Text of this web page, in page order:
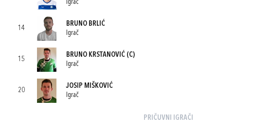
Igrač
14
BRUNO BRLIĆ
Igrač
15
BRUNO KRSTANOVIĆ (C)
Igrač
20
JOSIP MIŠKOVIĆ
Igrač
PRIČUVNI IGRAČI